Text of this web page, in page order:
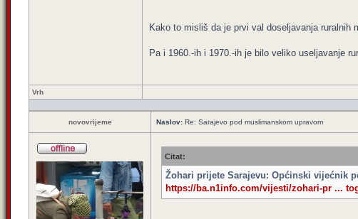
Kako to misliš da je prvi val doseljavanja ruralnih
Pa i 1960.-ih i 1970.-ih je bilo veliko useljavanje
Vrh
novovrijeme Naslov: Re: Sarajevo pod muslimanskom upravom
Citat:
Žohari prijete Sarajevu: Općinski vijećnik
https://ba.n1info.com/vijesti/zohari-pr ...